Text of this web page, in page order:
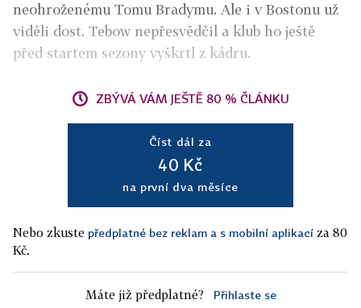
neohroženému Tomu Bradymu. Ale i v Bostonu už
viděli dost. Tebow nepřesvědčil a klub ho ještě
před startem sezony vyškrtl z kádru.
ZBÝVÁ VÁM JEŠTĚ 80 % ČLÁNKU
Číst dál za
40 Kč
na první dva měsíce
Nebo zkuste předplatné bez reklam a s mobilní aplikací za 80
Kč.
Máte již předplatné? Přihlaste se